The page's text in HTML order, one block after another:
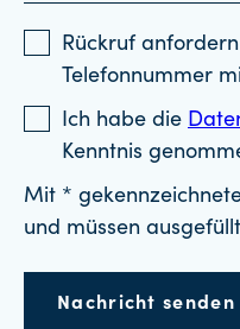
Rückruf
Telefonnummer
Ich habe die
Kenntnis
Mit *
und müssen
Nachricht senden